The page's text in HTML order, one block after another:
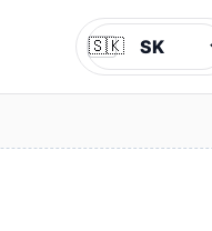
Jazyk
🇸🇰